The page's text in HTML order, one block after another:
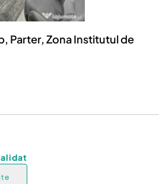
Parter, Zona Institutul de